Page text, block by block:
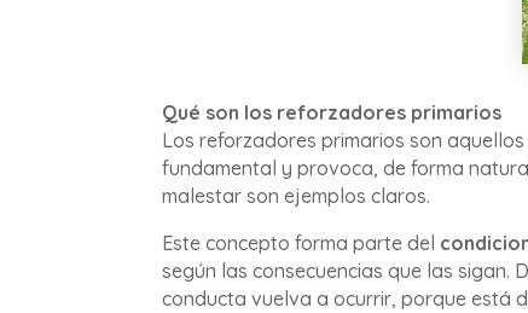
Qué son los reforzadores primarios
Los reforzadores primarios son
fundamental y provoca, de forma
malestar son ejemplos claros.
Este concepto forma parte del
según las consecuencias que las
conducta vuelva a ocurrir, porque está